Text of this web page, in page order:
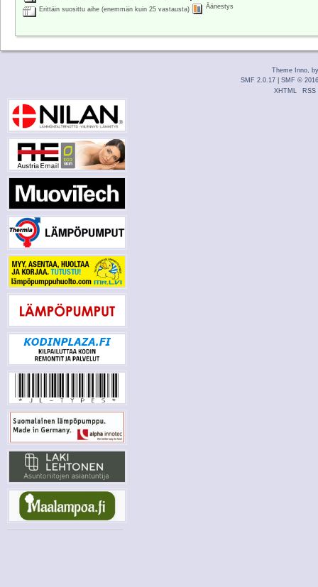
Erittäin suosittu aihe (enemmän kuin 25 vastausta)
Äänestys
Theme Inno,
SMF 2.0.17
SMF © 2016
XHTML
RSS